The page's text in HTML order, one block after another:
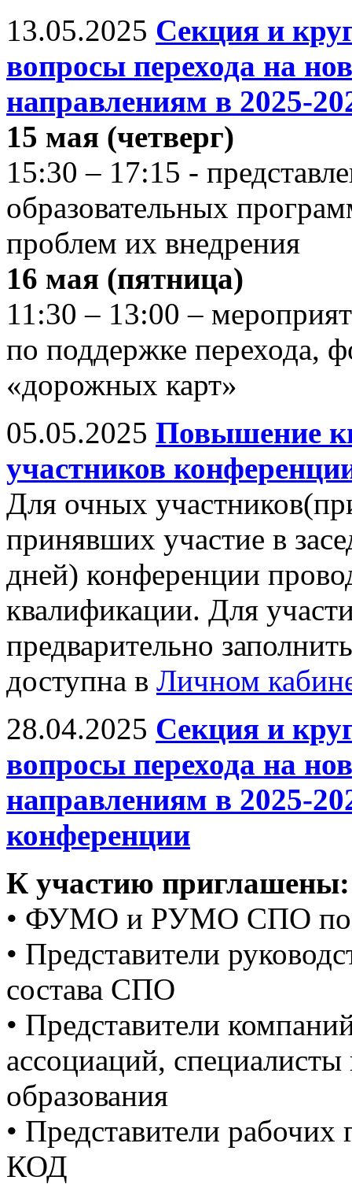
13.05.2025 Секция и
вопросы перехода на
направлениям в 2025-
15 мая (четверг)
15:30 – 17:15 -
образовательных
проблем их внедрения
16 мая (пятница)
11:30 – 13:00 –
по поддержке перехода,
«дорожных карт»
05.05.2025 Повышение
участников
Для очных
принявших участие в
дней) конференции
квалификации. Для
предварительно
доступна в Личном
28.04.2025 Секция и
вопросы перехода на
направлениям в 2025-
конференции
К участию приглашены:
• ФУМО и РУМО СПО по
• Представители
состава СПО
• Представители
ассоциаций,
образования
• Представители
КОД